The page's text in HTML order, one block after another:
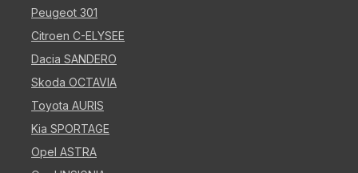
Peugeot 301
Citroen C-ELYSEE
Dacia SANDERO
Skoda OCTAVIA
Toyota AURIS
Kia SPORTAGE
Opel ASTRA